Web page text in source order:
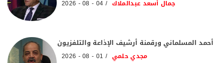
جمال أسعد عبدالملاك 04 - 08 - 2026
أحمد المسلماني ورقمنة أرشيف الإذاعة والتلفزيون
مجدي حلمي 01 - 08 - 2026